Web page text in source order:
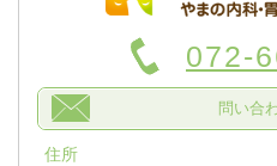
072-
問い合
住所